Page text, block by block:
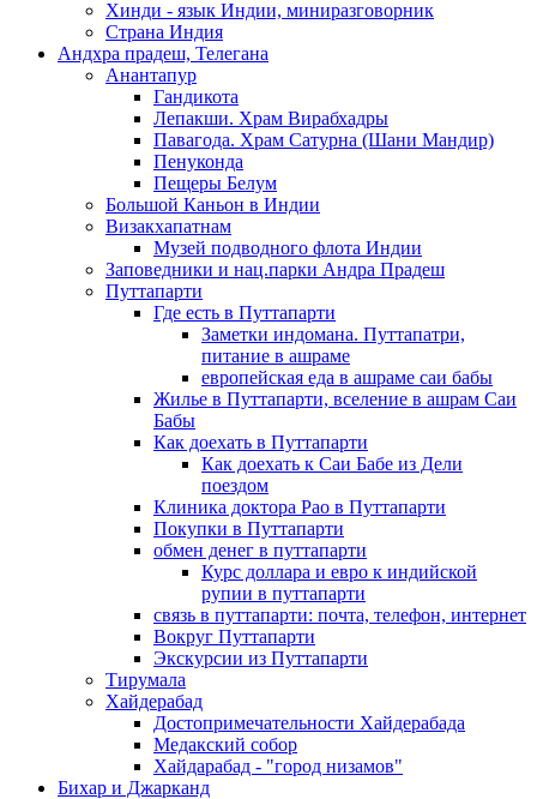
Хинди - язык Индии, миниразговорник
Страна Индия
Андхра прадеш, Телегана
Анантапур
Гандикота
Лепакши. Храм Вирабхадры
Павагода. Храм Сатурна (Шани Мандир)
Пенуконда
Пещеры Белум
Большой Каньон в Индии
Визакхапатнам
Музей подводного флота Индии
Заповедники и нац.парки Андра Прадеш
Путтапарти
Где есть в Путтапарти
Заметки индомана. Путтапатри,
питание в ашраме
европейская еда в ашраме саи бабы
Жилье в Путтапарти, вселение в ашрам Саи
Бабы
Как доехать в Путтапарти
Как доехать к Саи Бабе из Дели
поездом
Клиника доктора Рао в Путтапарти
Покупки в Путтапарти
обмен денег в путтапарти
Курс доллара и евро к индийской
рупии в путтапарти
связь в путтапарти: почта, телефон, интернет
Вокруг Путтапарти
Экскурсии из Путтапарти
Тирумала
Хайдерабад
Достопримечательности Хайдерабада
Медакский собор
Хайдарабад - "город низамов"
Бихар и Джарканд